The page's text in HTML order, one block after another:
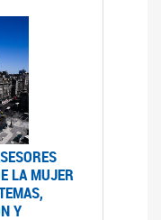
LA MUJER
Y